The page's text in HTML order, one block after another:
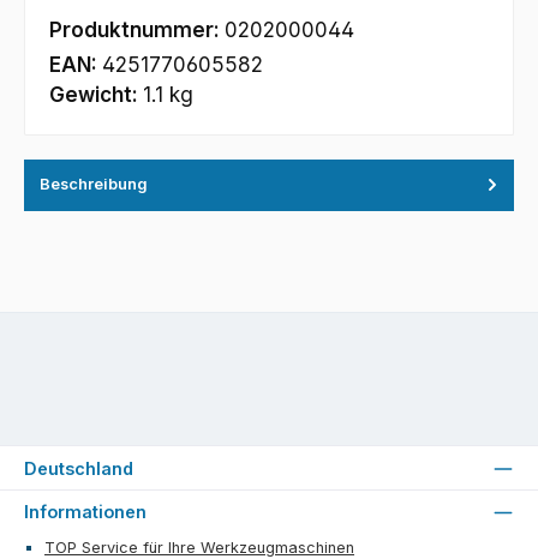
Produktnummer: 0202000044
EAN: 4251770605582
Gewicht: 1.1 kg
Beschreibung
Informationen
TOP Service für Ihre Werkzeugmaschinen
Deutschland